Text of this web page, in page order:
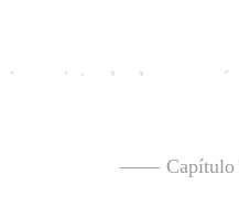
—— Capítulo